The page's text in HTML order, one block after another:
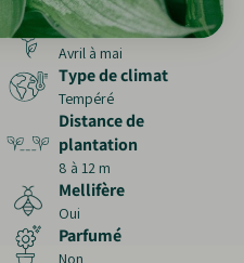
Pleine terre
Mois de floraison
Avril à mai
Type de climat
Tempéré
Distance de
plantation
8 à 12 m
Mellifère
Oui
Parfumé
Non